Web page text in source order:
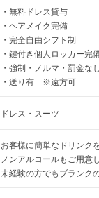
・無料ドレス貸与
・ヘアメイク完備
・完全自由シフト制
・鍵付き個人ロッカー完
・強制・ノルマ・罰金なし
・送り有 ※遠方可
ドレス・スーツ
お客様に簡単なドリンク
ノンアルコールもご用意
未経験の方でもブランク